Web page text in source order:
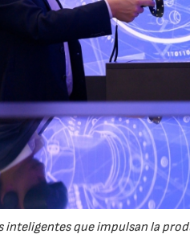
inteligentes que impulsan la